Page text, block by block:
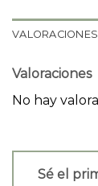
Valoraciones
No hay
Sé el